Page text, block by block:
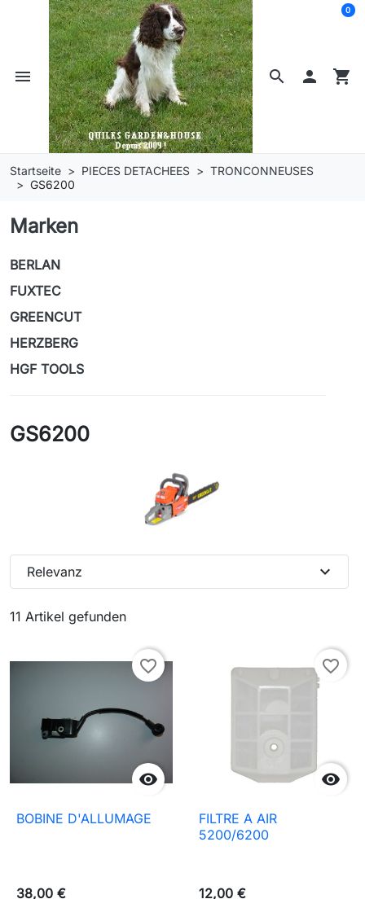
search
menu  shopping_cart
0
Startseite PIECES DETACHEES
TRONCONNEUSES
GS6200
Marken
BERLAN
FUXTEC
GREENCUT
HERZBERG
HGF TOOLS
GS6200
11 Artikel gefunden
Relevanz expand_more

favorite_border
BOBINE D'ALLUMAGE
38,00 €

favorite_border
FILTRE A AIR
5200/6200
12,00 €